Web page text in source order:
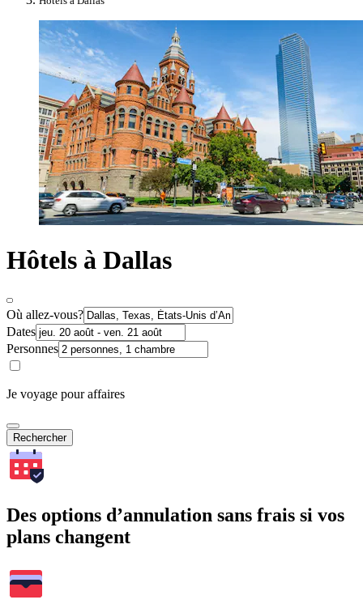
Hôtels à Dallas
Où allez-vous?
Dates
Personnes
Je voyage pour affaires
Rechercher
Des options d’annulation sans frais si vos
plans changent